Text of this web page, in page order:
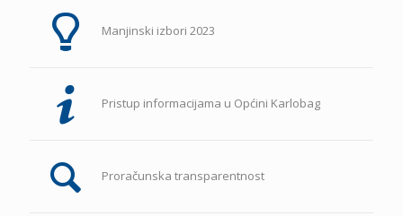
Manjinski izbori 2023
Pristup informacijama u Općini Karlobag
Proračunska transparentnost